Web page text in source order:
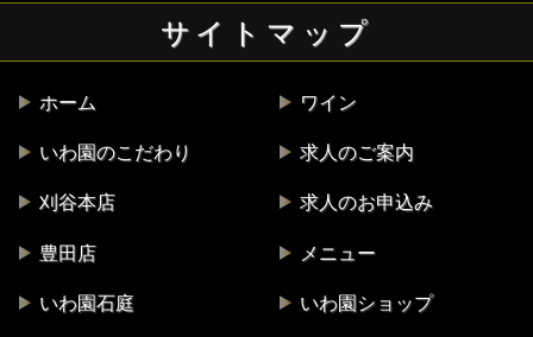
サイトマップ
ホーム
いわ園のこだわり
刈谷本店
豊田店
いわ園石庭
ワイン
求人のご案内
求人のお申込み
メニュー
いわ園ショップ